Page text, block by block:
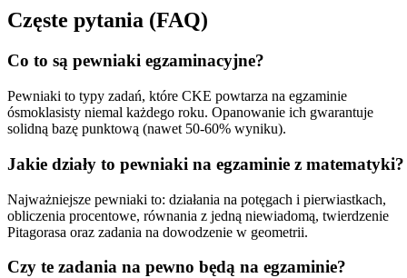
Częste pytania (FAQ)
Co to są pewniaki egzaminacyjne?
Pewniaki to typy zadań, które CKE powtarza na egzaminie
ósmoklasisty niemal każdego roku. Opanowanie ich gwarantuje
solidną bazę punktową (nawet 50-60% wyniku).
Jakie działy to pewniaki na egzaminie z matematyki?
Najważniejsze pewniaki to: działania na potęgach i pierwiastkach,
obliczenia procentowe, równania z jedną niewiadomą, twierdzenie
Pitagorasa oraz zadania na dowodzenie w geometrii.
Czy te zadania na pewno będą na egzaminie?